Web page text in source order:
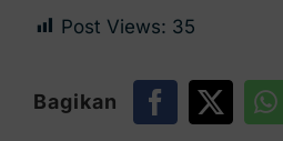
Post Views: 35
Bagikan